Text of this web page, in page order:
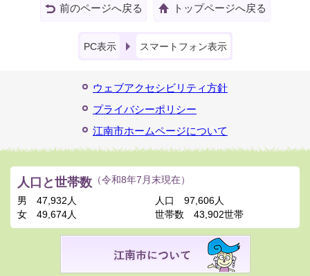
前のページへ戻る トップページへ戻る
PC表示 スマートフォン表示
ウェブアクセシビリティ方針
プライバシーポリシー
江南市ホームページについて
人口と世帯数 （令和8年7月末現在）
男
47,932人
女
49,674人
人口
97,606人
世帯数
43,902世帯